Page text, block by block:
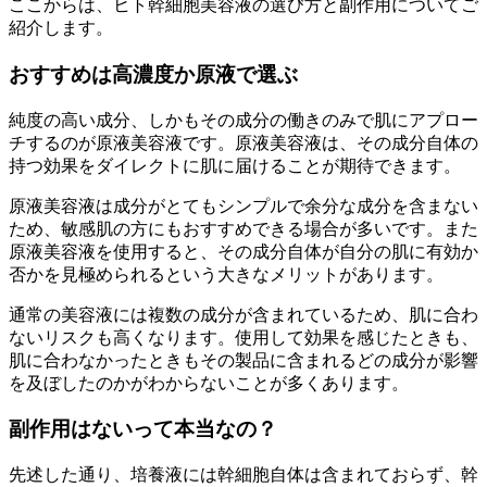
ここからは、ヒト幹細胞美容液の選び方と副作用についてご
紹介します。
おすすめは高濃度か原液で選ぶ
純度の高い成分、しかもその成分の働きのみで肌にアプロー
チするのが原液美容液です。原液美容液は、その成分自体の
持つ効果をダイレクトに肌に届ける ことが期待できます。
原液美容液は成分がとてもシンプルで余分な成分を含まない
ため、 敏感肌の方にもおすすめできる場合が多いです。また
原液美容液を使用すると、その成分自体が自分の肌に有効か
否かを見極められるという大きなメリットがあります。
通常の美容液には複数の成分が含まれているため、肌に合わ
ないリスクも高くなります。使用して効果を感じたときも、
肌に合わなかったときもその製品に含まれるどの成分が影響
を及ぼしたのかがわからないことが多くあります。
副作用はないって本当なの？
先述した通り、培養液には幹細胞自体は含まれておらず、幹